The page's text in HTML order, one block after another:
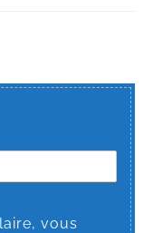
vous